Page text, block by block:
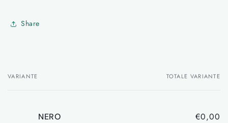
Share
Il
VARIANTE TOTALE VARIANTE
NERO €0,00